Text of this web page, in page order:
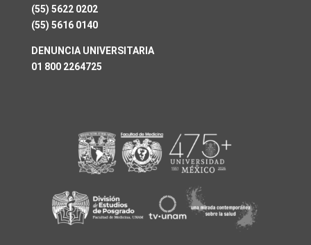
(55) 5622 0202
(55) 5616 0140
DENUNCIA UNIVERSITARIA
01 800 2264725